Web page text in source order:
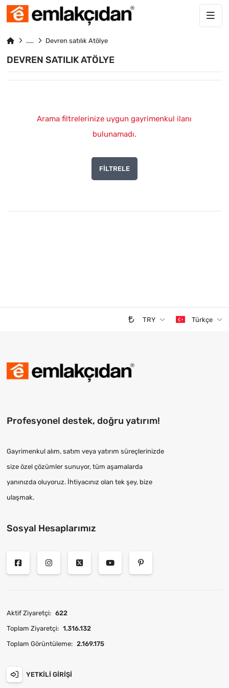
Devren satılık Atölye
DEVREN SATILIK ATÖLYE
Arama filtrelerinize uygun gayrimenkul ilanı
bulunamadı.
FILTRELE
TRY Türkçe
Profesyonel destek, doğru yatırım!
Gayrimenkul alım, satım veya yatırım süreçlerinizde
size özel çözümler sunuyor, tüm aşamalarda
yanınızda oluyoruz. İhtiyacınız olan tek şey, bize
ulaşmak.
Sosyal Hesaplarımız
Aktif Ziyaretçi: 622
Toplam Ziyaretçi: 1.316.132
Toplam Görüntüleme: 2.169.175
YETKILI GIRIŞI